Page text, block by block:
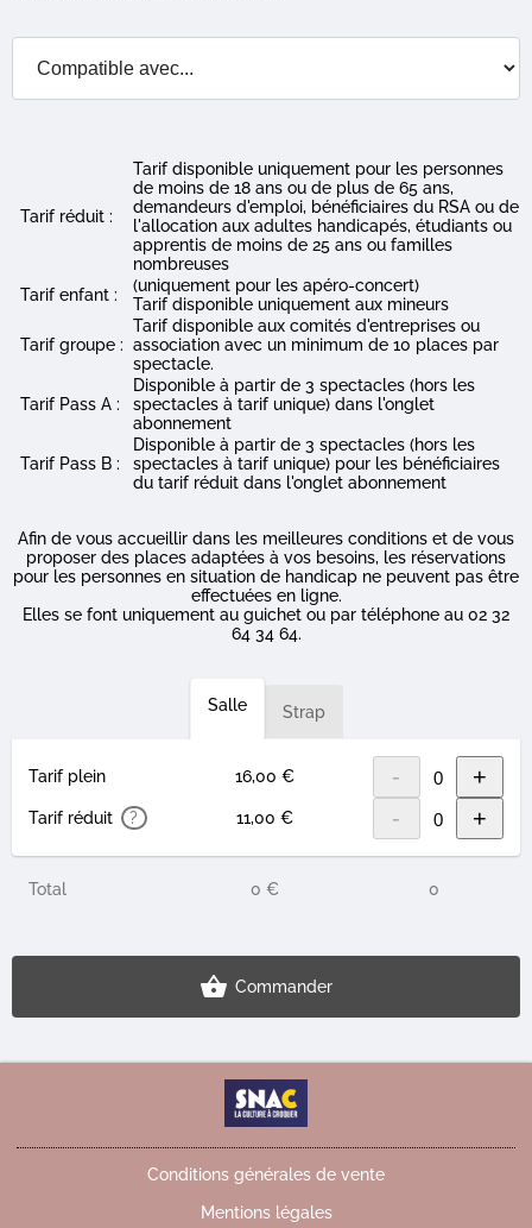
Tarif réduit :
Tarif disponible uniquement pour les personnes
de moins de 18 ans ou de plus de 65 ans,
demandeurs d'emploi, bénéficiaires du RSA ou de
l'allocation aux adultes handicapés, étudiants ou
apprentis de moins de 25 ans ou familles
nombreuses
Tarif enfant :
(uniquement pour les apéro-concert)
Tarif disponible uniquement aux mineurs
Tarif groupe :
Tarif disponible aux comités d'entreprises ou
association avec un minimum de 10 places par
spectacle.
Tarif Pass A :
Disponible à partir de 3 spectacles (hors les
spectacles à tarif unique) dans l'onglet
abonnement
Tarif Pass B :
Disponible à partir de 3 spectacles (hors les
spectacles à tarif unique) pour les bénéficiaires
du tarif réduit dans l'onglet abonnement
Afin de vous accueillir dans les meilleures conditions et de vous
proposer des places adaptées à vos besoins, les réservations
pour les personnes en situation de handicap ne peuvent pas être
effectuées en ligne.
Elles se font uniquement au guichet ou par téléphone au 02 32
64 34 64.
Salle Strap
Tarif plein 16,00 € - +
Tarif réduit ? 11,00 € - +
Total 0 € 0
Commander
Conditions générales de vente
Mentions légales